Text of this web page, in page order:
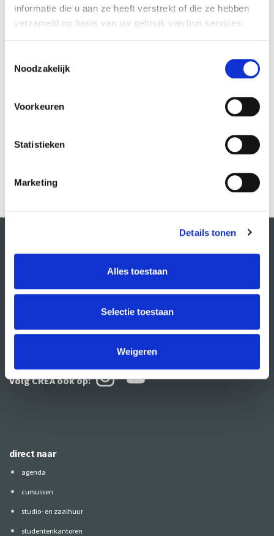
informatie die u aan ze heeft verstrekt of die ze hebben
verzameld op basis van uw gebruik van hun services.
Noodzakelijk
Voorkeuren
Statistieken
Marketing
Details tonen
Alles toestaan
Selectie toestaan
Weigeren
So please, make sure to register ASAP! This
daycourse focusses on two things: Hosting a
Volg CREA ookop:
direct naar
agenda
cursussen
studio- en zaalhuur
studentenkantoren